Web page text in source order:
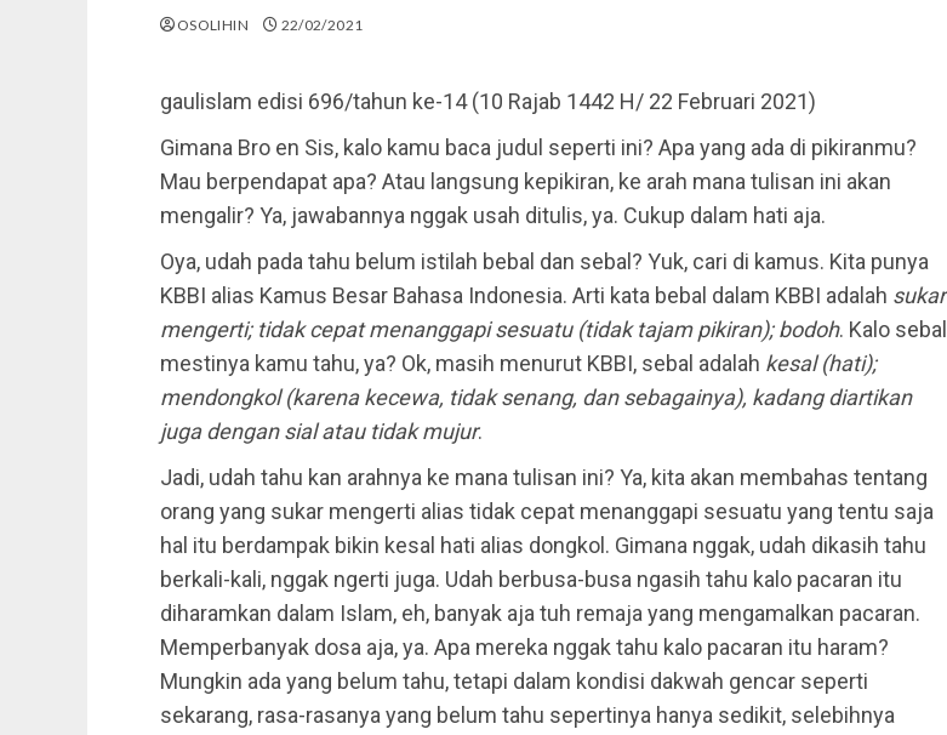
OSOLIHIN 22/02/2021
gaulislam edisi 696/tahun ke-14 (10 Rajab 1442 H/ 22 Februari 2021)
Gimana Bro en Sis, kalo kamu baca judul seperti ini? Apa yang ada di pikiranmu?
Mau berpendapat apa? Atau langsung kepikiran, ke arah mana tulisan ini akan
mengalir? Ya, jawabannya nggak usah ditulis, ya. Cukup dalam hati aja.
Oya, udah pada tahu belum istilah bebal dan sebal? Yuk, cari di kamus. Kita punya
KBBI alias Kamus Besar Bahasa Indonesia. Arti kata bebal dalam KBBI adalah sukar
mengerti; tidak cepat menanggapi sesuatu (tidak tajam pikiran); bodoh. Kalo sebal
mestinya kamu tahu, ya? Ok, masih menurut KBBI, sebal adalah kesal (hati);
mendongkol (karena kecewa, tidak senang, dan sebagainya), kadang diartikan
juga dengan sial atau tidak mujur.
Jadi, udah tahu kan arahnya ke mana tulisan ini? Ya, kita akan membahas tentang
orang yang sukar mengerti alias tidak cepat menanggapi sesuatu yang tentu saja
hal itu berdampak bikin kesal hati alias dongkol. Gimana nggak, udah dikasih tahu
berkali-kali, nggak ngerti juga. Udah berbusa-busa ngasih tahu kalo pacaran itu
diharamkan dalam Islam, eh, banyak aja tuh remaja yang mengamalkan pacaran.
Memperbanyak dosa aja, ya. Apa mereka nggak tahu kalo pacaran itu haram?
Mungkin ada yang belum tahu, tetapi dalam kondisi dakwah gencar seperti
sekarang, rasa-rasanya yang belum tahu sepertinya hanya sedikit, selebihnya